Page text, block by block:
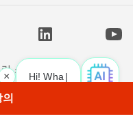
is your requ |
소유.